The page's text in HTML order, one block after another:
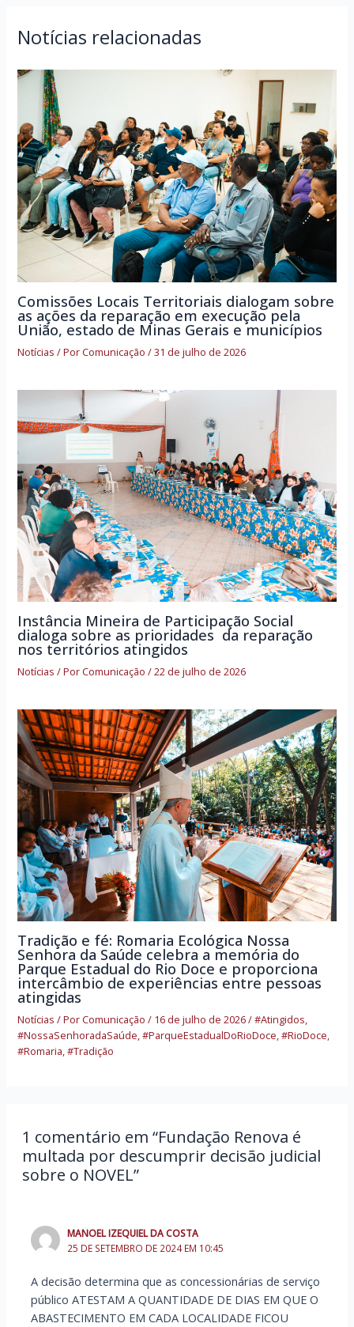
Notícias relacionadas
Comissões Locais Territoriais dialogam sobre
as ações da reparação em execução pela
União, estado de Minas Gerais e municípios
Notícias / PorComunicação/31 de julho de 2026
Instância Mineira de Participação Social
dialoga sobre as prioridades da reparação
nos territórios atingidos
Notícias / PorComunicação/22 de julho de 2026
Tradição e fé: Romaria Ecológica Nossa
Senhora da Saúde celebra a memória do
Parque Estadual do Rio Doce e proporciona
intercâmbio de experiências entre pessoas
atingidas
Notícias / PorComunicação/ 16 de julho de 2026/#Atingidos,
#NossaSenhoradaSaúde,#ParqueEstadualDoRioDoce,#RioDoce,
#Romaria,#Tradição
1 comentário em “Fundação Renova é
multada por descumprir decisão judicial
sobre o NOVEL”
MANOEL IZEQUIEL DA COSTA
25 DE SETEMBRO DE 2024 EM 10:45
A decisão determina que as concessionárias de serviço
público ATESTAM A QUANTIDADE DE DIAS EM QUE O
ABASTECIMENTO EM CADA LOCALIDADE FICOU